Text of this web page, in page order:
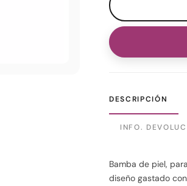
DESCRIPCIÓN
INFO.
Bamba de piel,
diseño gastado